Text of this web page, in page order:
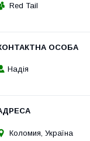
Red Tail
Надія
Коломия, Україна